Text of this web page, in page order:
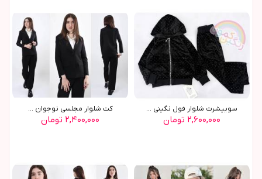
سوييشرت شلوار فول نگيني ...
۲,۶۰۰,۰۰۰ تومان
کت شلوار مجلسي نوجوان ...
۲,۴۰۰,۰۰۰ تومان